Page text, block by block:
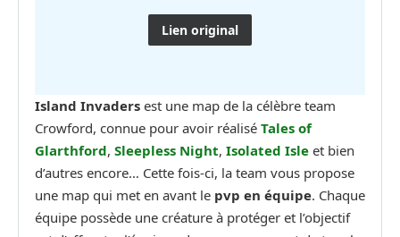
Lien original
Island Invaders est une map de la célèbre team
Crowford, connue pour avoir réalisé Tales of
Glarthford, Sleepless Night, Isolated Isle et bien
d’autres encore… Cette fois-ci, la team vous propose
une map qui met en avant le pvp en équipe. Chaque
équipe possède une créature à protéger et l’objectif